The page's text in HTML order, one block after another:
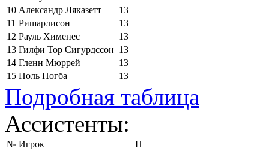
10 Александр Ляказетт
13
11 Ришарлисон
13
12 Рауль Хименес
13
13 Гилфи Тор Сигурдссон 13
14 Гленн Мюррей
13
15 Поль Погба 13
Подробная таблица
Ассистенты:
№ Игрок
П